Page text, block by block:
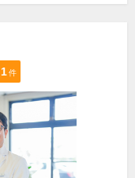
1件